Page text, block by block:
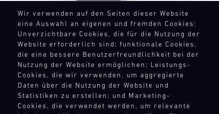
Wir verwenden auf den Seiten dieser Website
eine Auswahl an eigenen und fremden Cookies:
Unverzichtbare Cookies, die für die Nutzung der
Website erforderlich sind; funktionale Cookies,
die eine bessere Benutzerfreundlichkeit bei der
Nutzung der Website ermöglichen; Leistungs-
Cookies, die wir verwenden, um aggregierte
Daten über die Nutzung der Website und
Statistiken zu erstellen; und Marketing-
Cookies, die verwendet werden, um relevante
TANKBEFÜLLUNG ZAPFPISTOLE